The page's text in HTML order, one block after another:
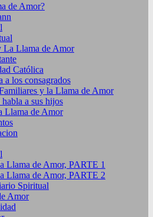
de Amor?
La Llama de Amor
Católica
los consagrados
y la Llama de Amor
a sus hijos
Llama de Amor
Llama de Amor, PARTE 1
Llama de Amor, PARTE 2
Spiritual
Amor